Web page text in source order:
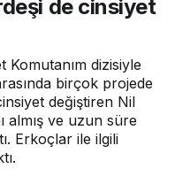
de cinsiyet
dizisiyle
birçok projede
değiştiren Nil
almış ve uzun süre
Erkoçlar ile ilgili